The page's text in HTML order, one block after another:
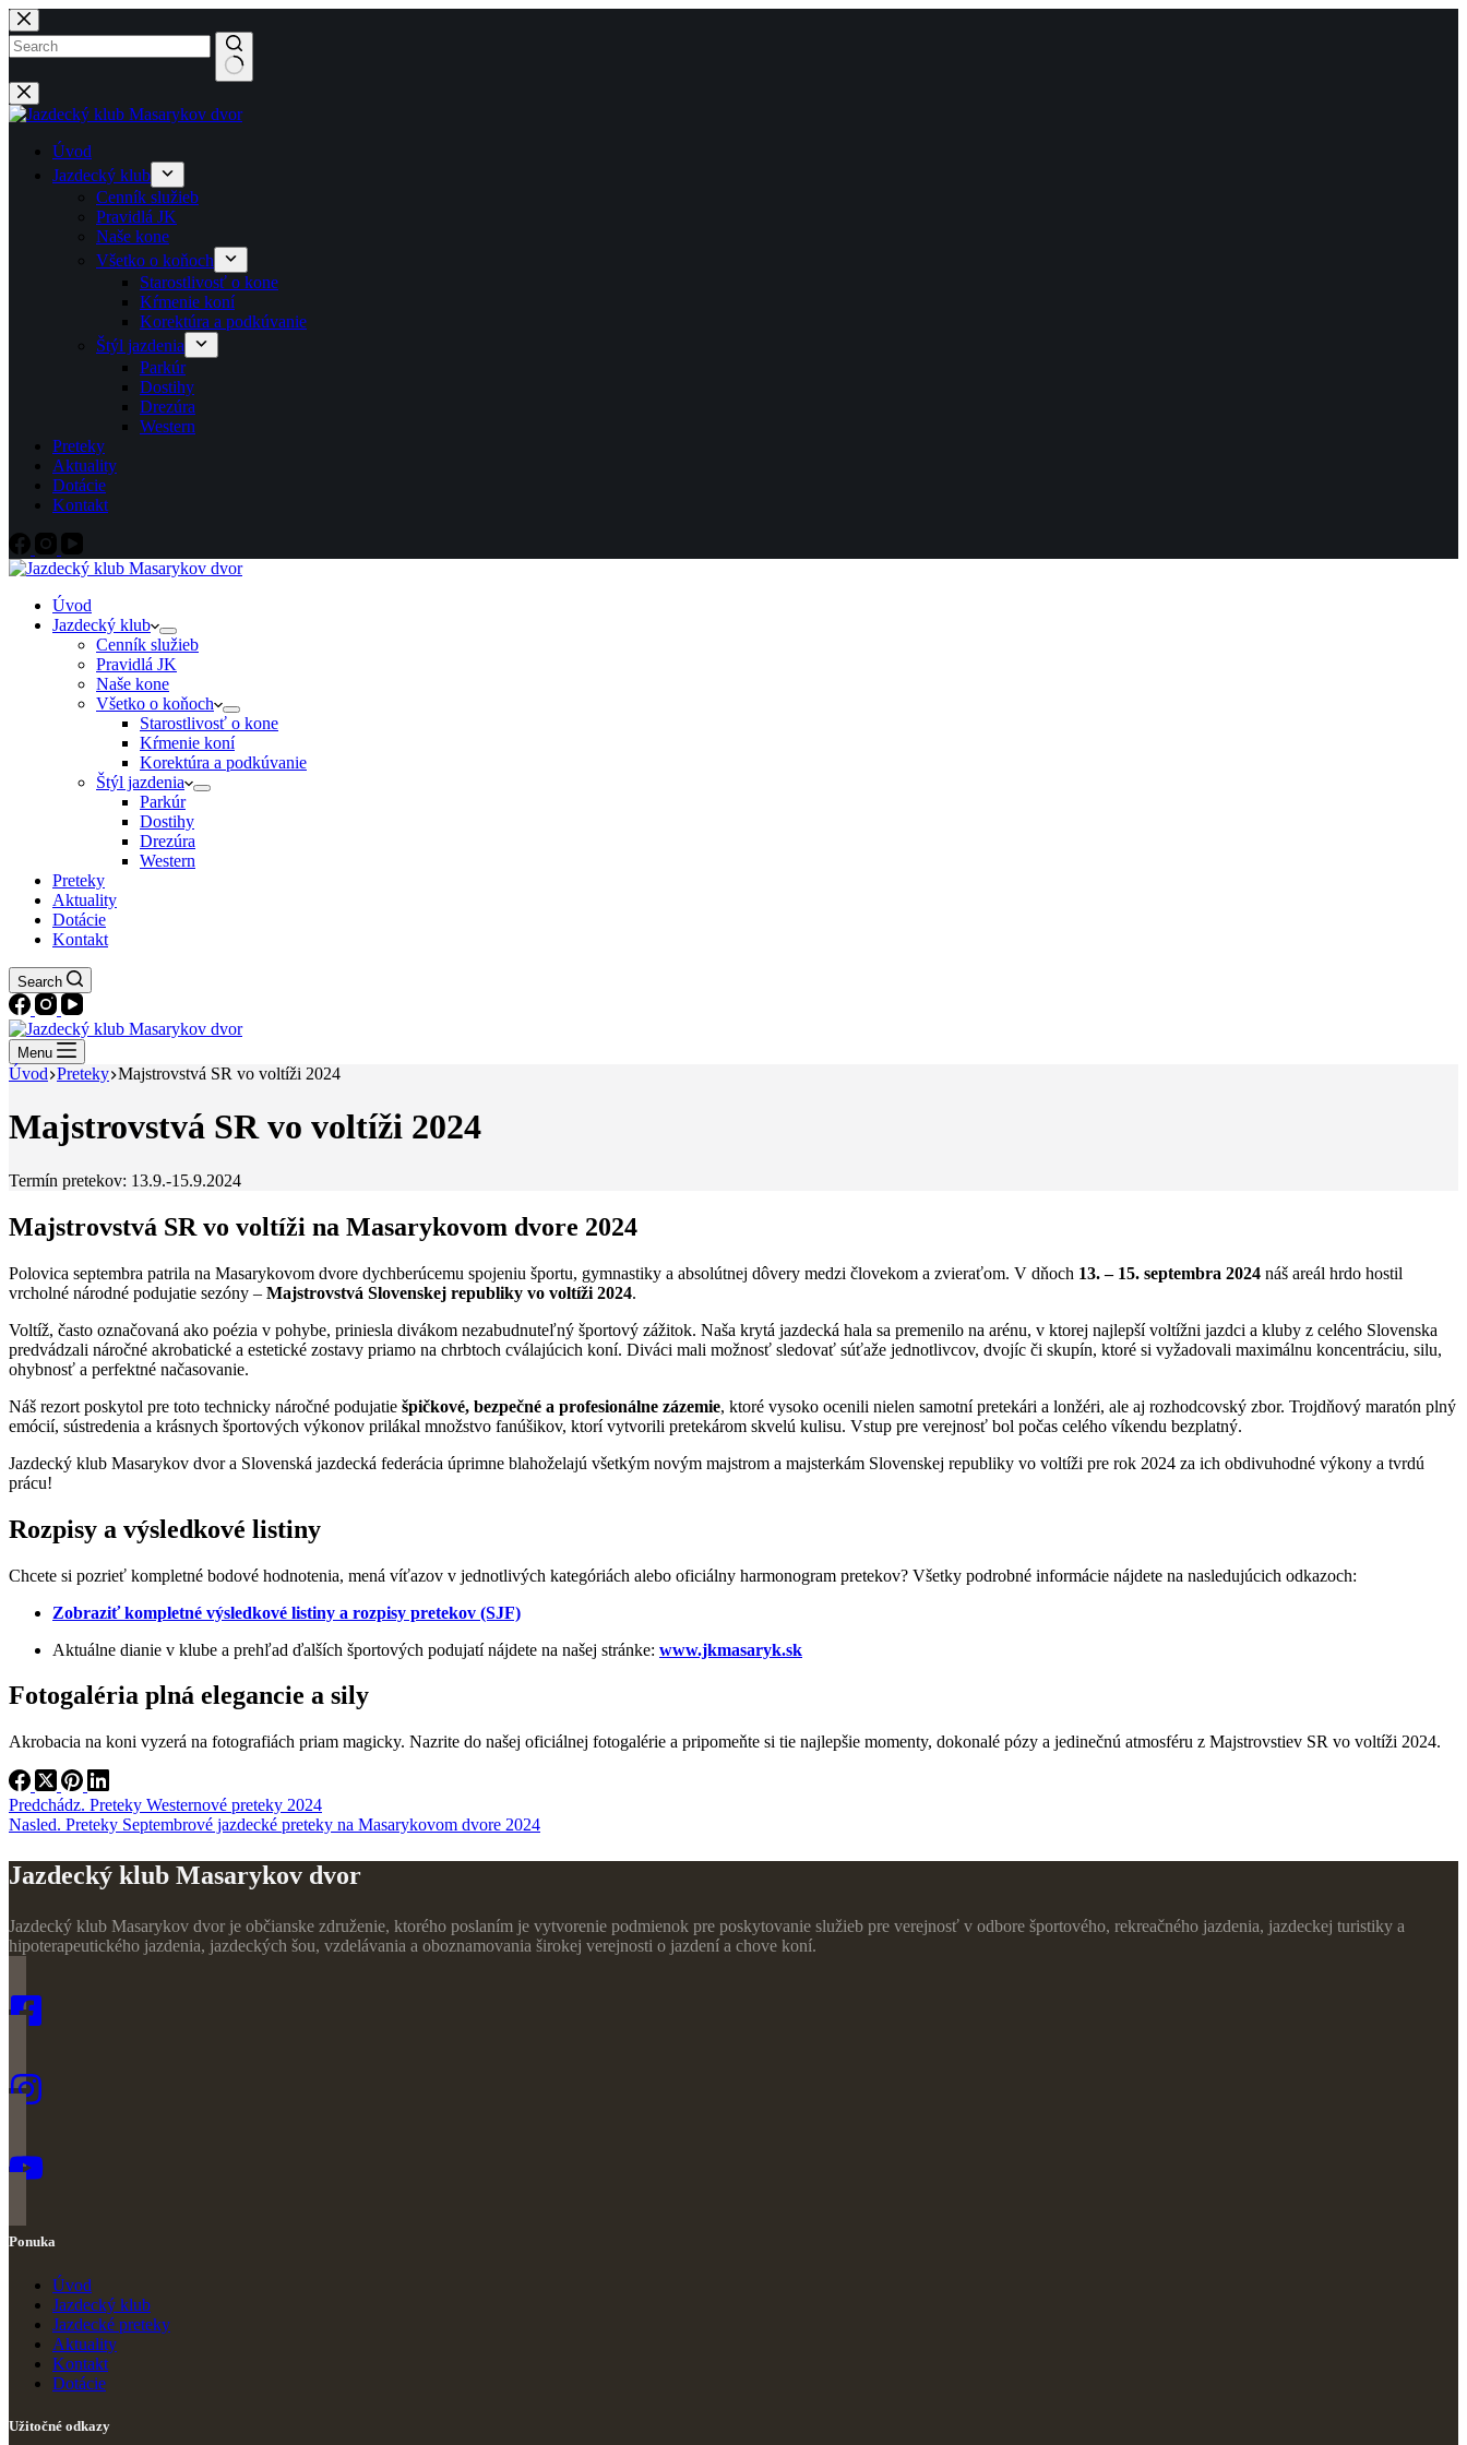
Späť
na
obsah
No
results
Úvod
Jazdecký klub
Cenník služieb
Pravidlá JK
Naše kone
Všetko o koňoch
Starostlivosť o kone
Kŕmenie koní
Korektúra a podkúvanie
Štýl jazdenia
Parkúr
Dostihy
Drezúra
Western
Preteky
Aktuality
Dotácie
Kontakt
Úvod
Jazdecký klub
Cenník služieb
Pravidlá JK
Naše kone
Všetko o koňoch
Starostlivosť o kone
Kŕmenie koní
Korektúra a podkúvanie
Štýl jazdenia
Parkúr
Dostihy
Drezúra
Western
Preteky
Aktuality
Dotácie
Kontakt
Search
Menu
Úvod Preteky Majstrovstvá SR vo voltíži 2024
Majstrovstvá SR vo voltíži 2024
Termín pretekov: 13.9.-15.9.2024
Majstrovstvá SR vo voltíži na Masarykovom dvore 2024
Polovica septembra patrila na Masarykovom dvore dychberúcemu spojeniu športu, gymnastiky a absolútnej dôvery medzi človekom a zvieraťom. V dňoch 13. – 15. septembra 2024 náš areál hrdo hostil
vrcholné národné podujatie sezóny – Majstrovstvá Slovenskej republiky vo voltíži 2024.
Voltíž, často označovaná ako poézia v pohybe, priniesla divákom nezabudnuteľný športový zážitok. Naša krytá jazdecká hala sa premenilo na arénu, v ktorej najlepší voltížni jazdci a kluby z celého Slovenska
predvádzali náročné akrobatické a estetické zostavy priamo na chrbtoch cválajúcich koní. Diváci mali možnosť sledovať súťaže jednotlivcov, dvojíc či skupín, ktoré si vyžadovali maximálnu koncentráciu, silu,
ohybnosť a perfektné načasovanie.
Náš rezort poskytol pre toto technicky náročné podujatie špičkové, bezpečné a profesionálne zázemie, ktoré vysoko ocenili nielen samotní pretekári a lonžéri, ale aj rozhodcovský zbor. Trojdňový maratón plný
emócií, sústredenia a krásnych športových výkonov prilákal množstvo fanúšikov, ktorí vytvorili pretekárom skvelú kulisu. Vstup pre verejnosť bol počas celého víkendu bezplatný.
Jazdecký klub Masarykov dvor a Slovenská jazdecká federácia úprimne blahoželajú všetkým novým majstrom a majsterkám Slovenskej republiky vo voltíži pre rok 2024 za ich obdivuhodné výkony a tvrdú
prácu!
Rozpisy a výsledkové listiny
Chcete si pozrieť kompletné bodové hodnotenia, mená víťazov v jednotlivých kategóriách alebo oficiálny harmonogram pretekov? Všetky podrobné informácie nájdete na nasledujúcich odkazoch:
Zobraziť kompletné výsledkové listiny a rozpisy pretekov (SJF)
Aktuálne dianie v klube a prehľad ďalších športových podujatí nájdete na našej stránke: www.jkmasaryk.sk
Fotogaléria plná elegancie a sily
Akrobacia na koni vyzerá na fotografiách priam magicky. Nazrite do našej oficiálnej fotogalérie a pripomeňte si tie najlepšie momenty, dokonalé pózy a jedinečnú atmosféru z Majstrovstiev SR vo voltíži 2024.
Predchádz. Preteky Westernové preteky 2024
Nasled. Preteky Septembrové jazdecké preteky na Masarykovom dvore 2024
Jazdecký klub Masarykov dvor
Jazdecký klub Masarykov dvor je občianske združenie, ktorého poslaním je vytvorenie podmienok pre poskytovanie služieb pre verejnosť v odbore športového, rekreačného jazdenia, jazdeckej turistiky a
hipoterapeutického jazdenia, jazdeckých šou, vzdelávania a oboznamovania širokej verejnosti o jazdení a chove koní.
Ponuka
Úvod
Jazdecký klub
Jazdecké preteky
Aktuality
Kontakt
Dotácie
Užitočné odkazy